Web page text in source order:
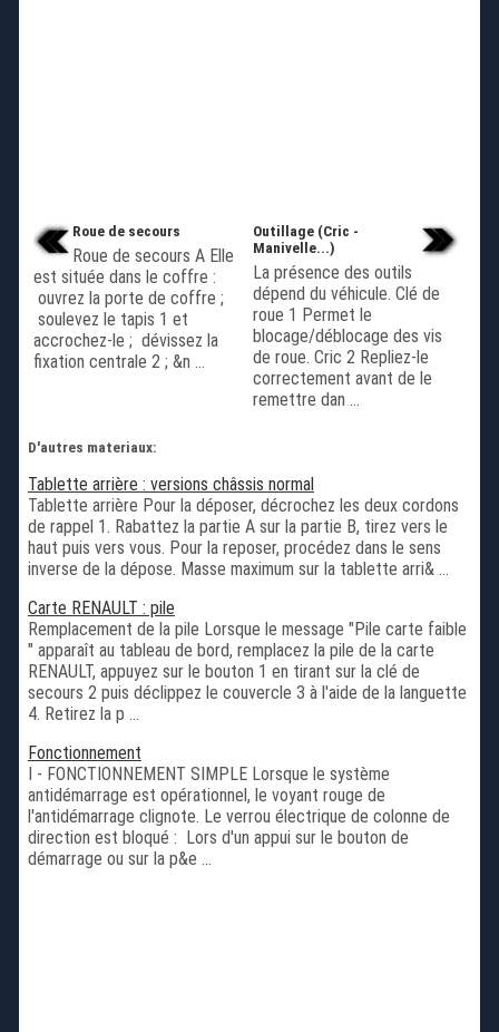
Roue de secours
Roue de secours A Elle
est située dans le coffre :
ouvrez la porte de coffre ;
soulevez le tapis 1 et
accrochez-le ; dévissez la
fixation centrale 2 ; &n ...
Outillage (Cric -
Manivelle...)
La présence des outils
dépend du véhicule. Clé de
roue 1 Permet le
blocage/déblocage des vis
de roue. Cric 2 Repliez-le
correctement avant de le
remettre dan ...
D'autres materiaux:
Tablette arrière : versions châssis normal
Tablette arrière Pour la déposer, décrochez les deux cordons
de rappel 1. Rabattez la partie A sur la partie B, tirez vers le
haut puis vers vous. Pour la reposer, procédez dans le sens
inverse de la dépose. Masse maximum sur la tablette arri& ...
Carte RENAULT : pile
Remplacement de la pile Lorsque le message "Pile carte faible
" apparaît au tableau de bord, remplacez la pile de la carte
RENAULT, appuyez sur le bouton 1 en tirant sur la clé de
secours 2 puis déclippez le couvercle 3 à l'aide de la languette
4. Retirez la p ...
Fonctionnement
I - FONCTIONNEMENT SIMPLE Lorsque le système
antidémarrage est opérationnel, le voyant rouge de
l'antidémarrage clignote. Le verrou électrique de colonne de
direction est bloqué : Lors d'un appui sur le bouton de
démarrage ou sur la p&e ...